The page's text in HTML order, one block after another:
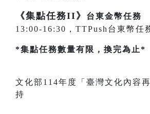
《集點任務II》
台東金幣任務
13:00-16:30，TTPush台東幣任
*集點任務數量有限，換完為止*
文化部114年度「臺灣文化內容
持